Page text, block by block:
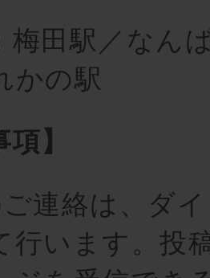
梅田駅／なん
かの駅
項】
連絡は、ダ
行います。投